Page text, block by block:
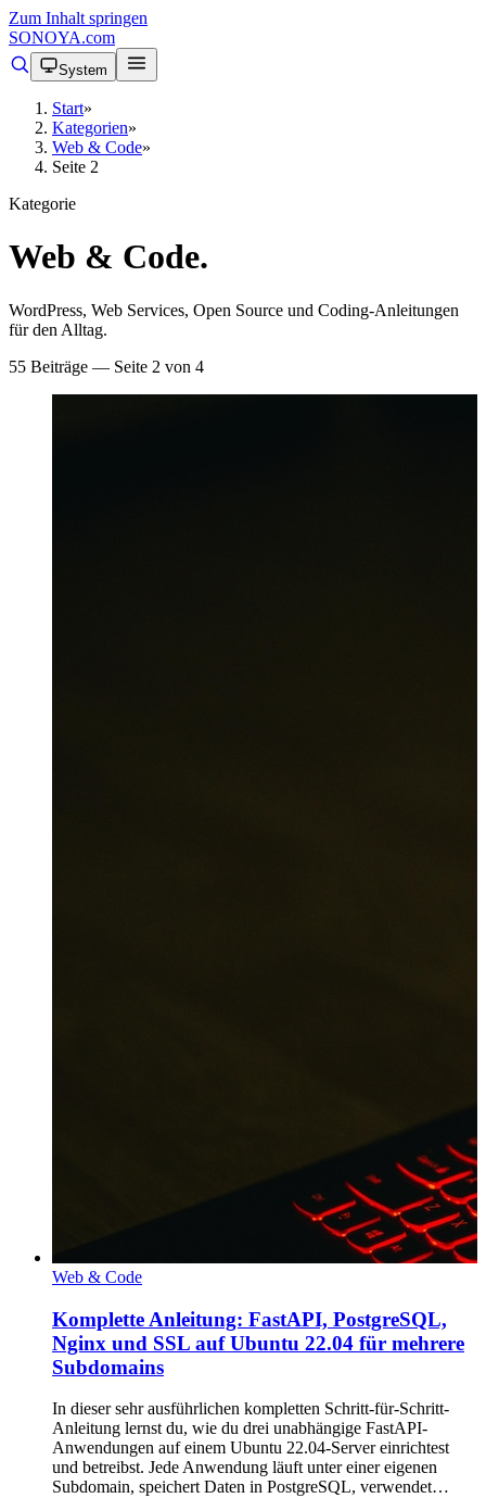
Zum Inhalt springen
SONOYA.com
System
Start»
Kategorien»
Web & Code»
Seite 2
Kategorie
Web & Code.
WordPress, Web Services, Open Source und Coding-Anleitungen
für den Alltag.
55 Beiträge — Seite 2 von 4
Web & Code
Komplette Anleitung: FastAPI, PostgreSQL,
Nginx und SSL auf Ubuntu 22.04 für mehrere
Subdomains
In dieser sehr ausführlichen kompletten Schritt-für-Schritt-
Anleitung lernst du, wie du drei unabhängige FastAPI-
Anwendungen auf einem Ubuntu 22.04-Server einrichtest
und betreibst. Jede Anwendung läuft unter einer eigenen
Subdomain, speichert Daten in PostgreSQL, verwendet…